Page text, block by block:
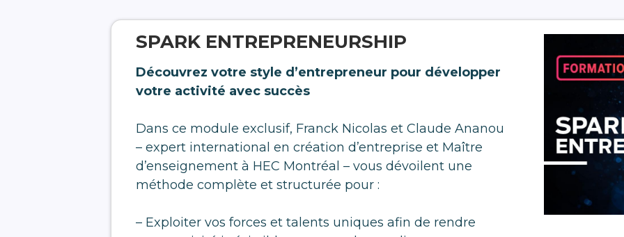
SPARK ENTREPRENEURSHIP
Découvrez votre style d’entrepreneur pour développer
votre activité avec succès
Dans ce module exclusif, Franck Nicolas et Claude Ananou
– expert international en création d’entreprise et Maître
d’enseignement à HEC Montréal – vous dévoilent une
méthode complète et structurée pour :
– Exploiter vos forces et talents uniques afin de rendre